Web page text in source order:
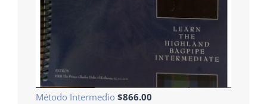
Método Intermedio $866.00